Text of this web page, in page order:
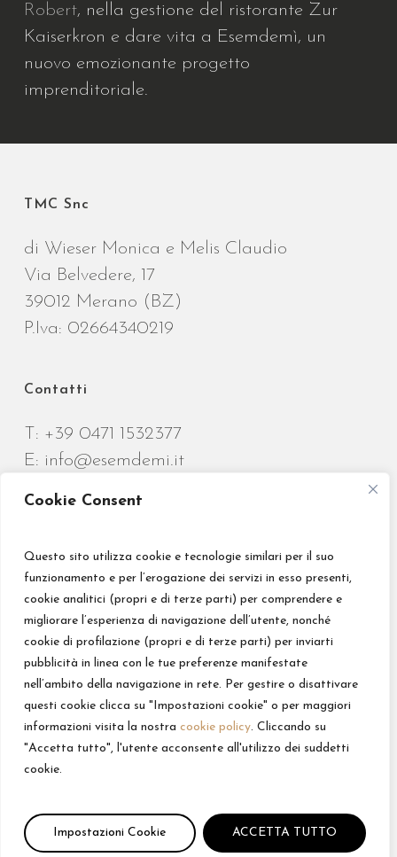
Cookie Consent
Questo sito utilizza cookie e tecnologie similari per il suo
funzionamento e per l’erogazione dei servizi in esso presenti,
cookie analitici (propri e di terze parti) per comprendere e
migliorare l’esperienza di navigazione dell’utente, nonché
cookie di profilazione (propri e di terze parti) per inviarti
pubblicità in linea con le tue preferenze manifestate
nell’ambito della navigazione in rete. Per gestire o disattivare
questi cookie clicca su "Impostazioni cookie" o per maggiori
informazioni visita la nostra cookie policy. Cliccando su
"Accetta tutto", l'utente acconsente all'utilizzo dei suddetti
cookie.
Impostazioni Cookie ACCETTA TUTTO
Robert, nella gestione del ristorante Zur
Kaiserkron e dare vita a Esemdemì, un
nuovo emozionante progetto
imprenditoriale.
TMC Snc
di Wieser Monica e Melis Claudio
Via Belvedere, 17
39012 Merano (BZ)
P.Iva: 02664340219
Contatti
T: +39 0471 1532377
E: info@esemdemi.it
Credits
Privacy Policy
Impressum
Sitemap
Impostazioni Cookie
© Esemdemì - TMC Snc | Digital Marketing by